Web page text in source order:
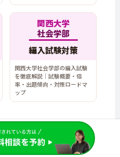
関西大学
社会学部
編入試験対策
関西大学社会学部の編入試験
を徹底解説｜試験概要・倍
率・出題傾向・対策ロードマ
ップ